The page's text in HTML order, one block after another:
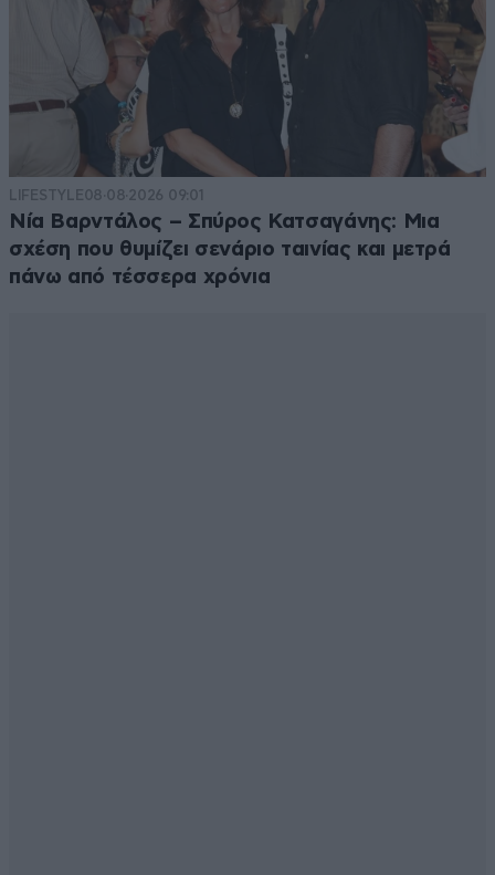
LIFESTYLE08·08·2026 09:01
Νία Βαρντάλος – Σπύρος Κατσαγάνης: Μια
σχέση που θυμίζει σενάριο ταινίας και μετρά
πάνω από τέσσερα χρόνια